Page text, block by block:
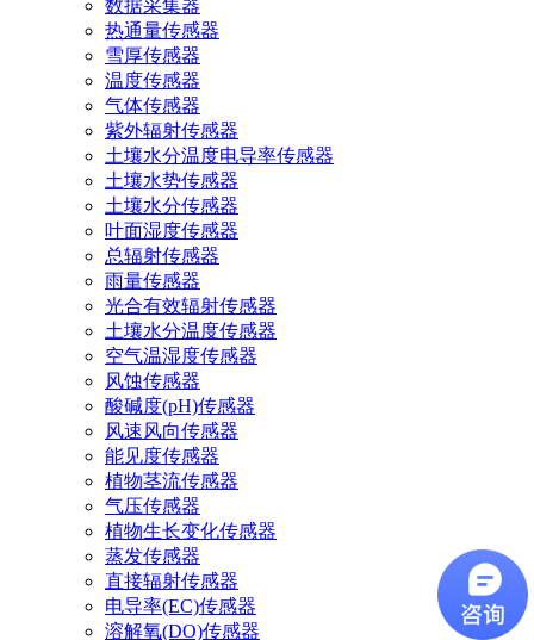
数据采集器
热通量传感器
雪厚传感器
温度传感器
气体传感器
紫外辐射传感器
土壤水分温度电导率传感器
土壤水势传感器
土壤水分传感器
叶面湿度传感器
总辐射传感器
雨量传感器
光合有效辐射传感器
土壤水分温度传感器
空气温湿度传感器
风蚀传感器
酸碱度(pH)传感器
风速风向传感器
能见度传感器
植物茎流传感器
气压传感器
植物生长变化传感器
蒸发传感器
直接辐射传感器
电导率(EC)传感器
溶解氧(DO)传感器